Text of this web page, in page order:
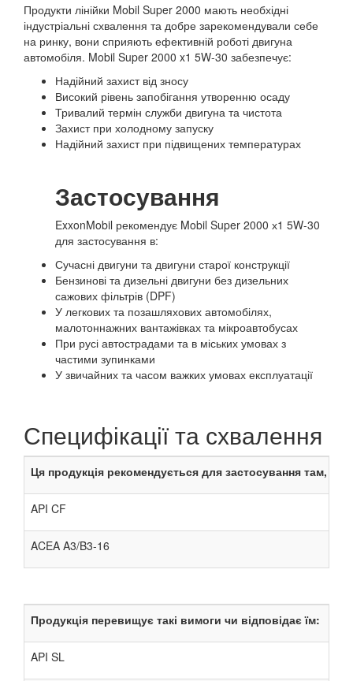
Продукти лінійки Mobil Super 2000 мають необхідні
індустріальні схвалення та добре зарекомендували себе
на ринку, вони сприяють ефективній роботі двигуна
автомобіля. Mobil Super 2000 x1 5W-30 забезпечує:
Надійний захист від зносу
Високий рівень запобігання утворенню осаду
Тривалий термін служби двигуна та чистота
Захист при холодному запуску
Надійний захист при підвищених температурах
Застосування
ExxonMobil рекомендує Mobil Super 2000 х1 5W-30
для застосування в:
Сучасні двигуни та двигуни старої конструкції
Бензинові та дизельні двигуни без дизельних
сажових фільтрів (DPF)
У легкових та позашляхових автомобілях,
малотоннажних вантажівках та мікроавтобусах
При русі автострадами та в міських умовах з
частими зупинками
У звичайних та часом важких умовах експлуатації
Специфікації та схвалення
Ця продукція рекомендується для застосування там, де
API CF
ACEA A3/B3-16
Продукція перевищує такі вимоги чи відповідає їм:
API SL